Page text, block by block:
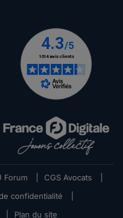
Forum CGS Avocats
confidentialité
Plan du site